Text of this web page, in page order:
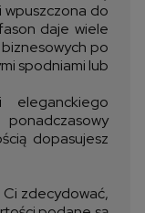
wpuszczona do
daje wiele
po
spodniami lub
eleganckiego
dopasujesz
Ci zdecydować,